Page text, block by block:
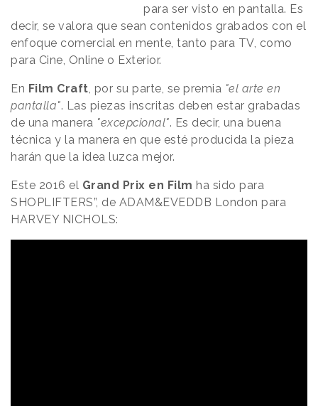
para ser visto en pantalla. Es
decir, se valora que sean contenidos grabados con el
enfoque comercial en mente, tanto para TV, como
para Cine, Online o Exterior.
En Film Craft, por su parte, se premia "el arte en
pantalla". Las piezas inscritas deben estar grabadas
de una manera "excepcional". Es decir, una buena
técnica y la manera en que esté producida la pieza
harán que la idea luzca mejor.
Este 2016 el Grand Prix en Film ha sido para
SHOPLIFTERS”, de ADAM&EVEDDB London para
HARVEY NICHOLS: